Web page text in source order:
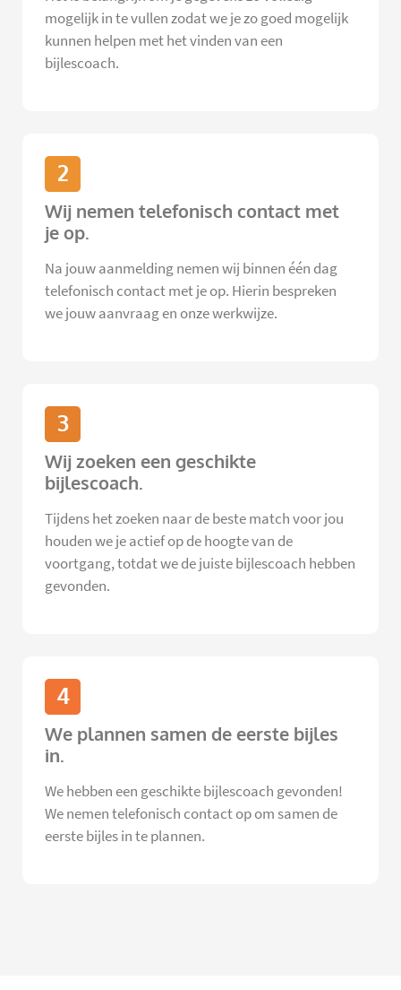
mogelijk in te vullen zodat we je zo goed mogelijk
kunnen helpen met het vinden van een
bijlescoach.
2
Wij nemen telefonisch contact met
je op.
Na jouw aanmelding nemen wij binnen één dag
telefonisch contact met je op. Hierin bespreken
we jouw aanvraag en onze werkwijze.
3
Wij zoeken een geschikte
bijlescoach.
Tijdens het zoeken naar de beste match voor jou
houden we je actief op de hoogte van de
voortgang, totdat we de juiste bijlescoach hebben
gevonden.
4
We plannen samen de eerste bijles
in.
We hebben een geschikte bijlescoach gevonden!
We nemen telefonisch contact op om samen de
eerste bijles in te plannen.